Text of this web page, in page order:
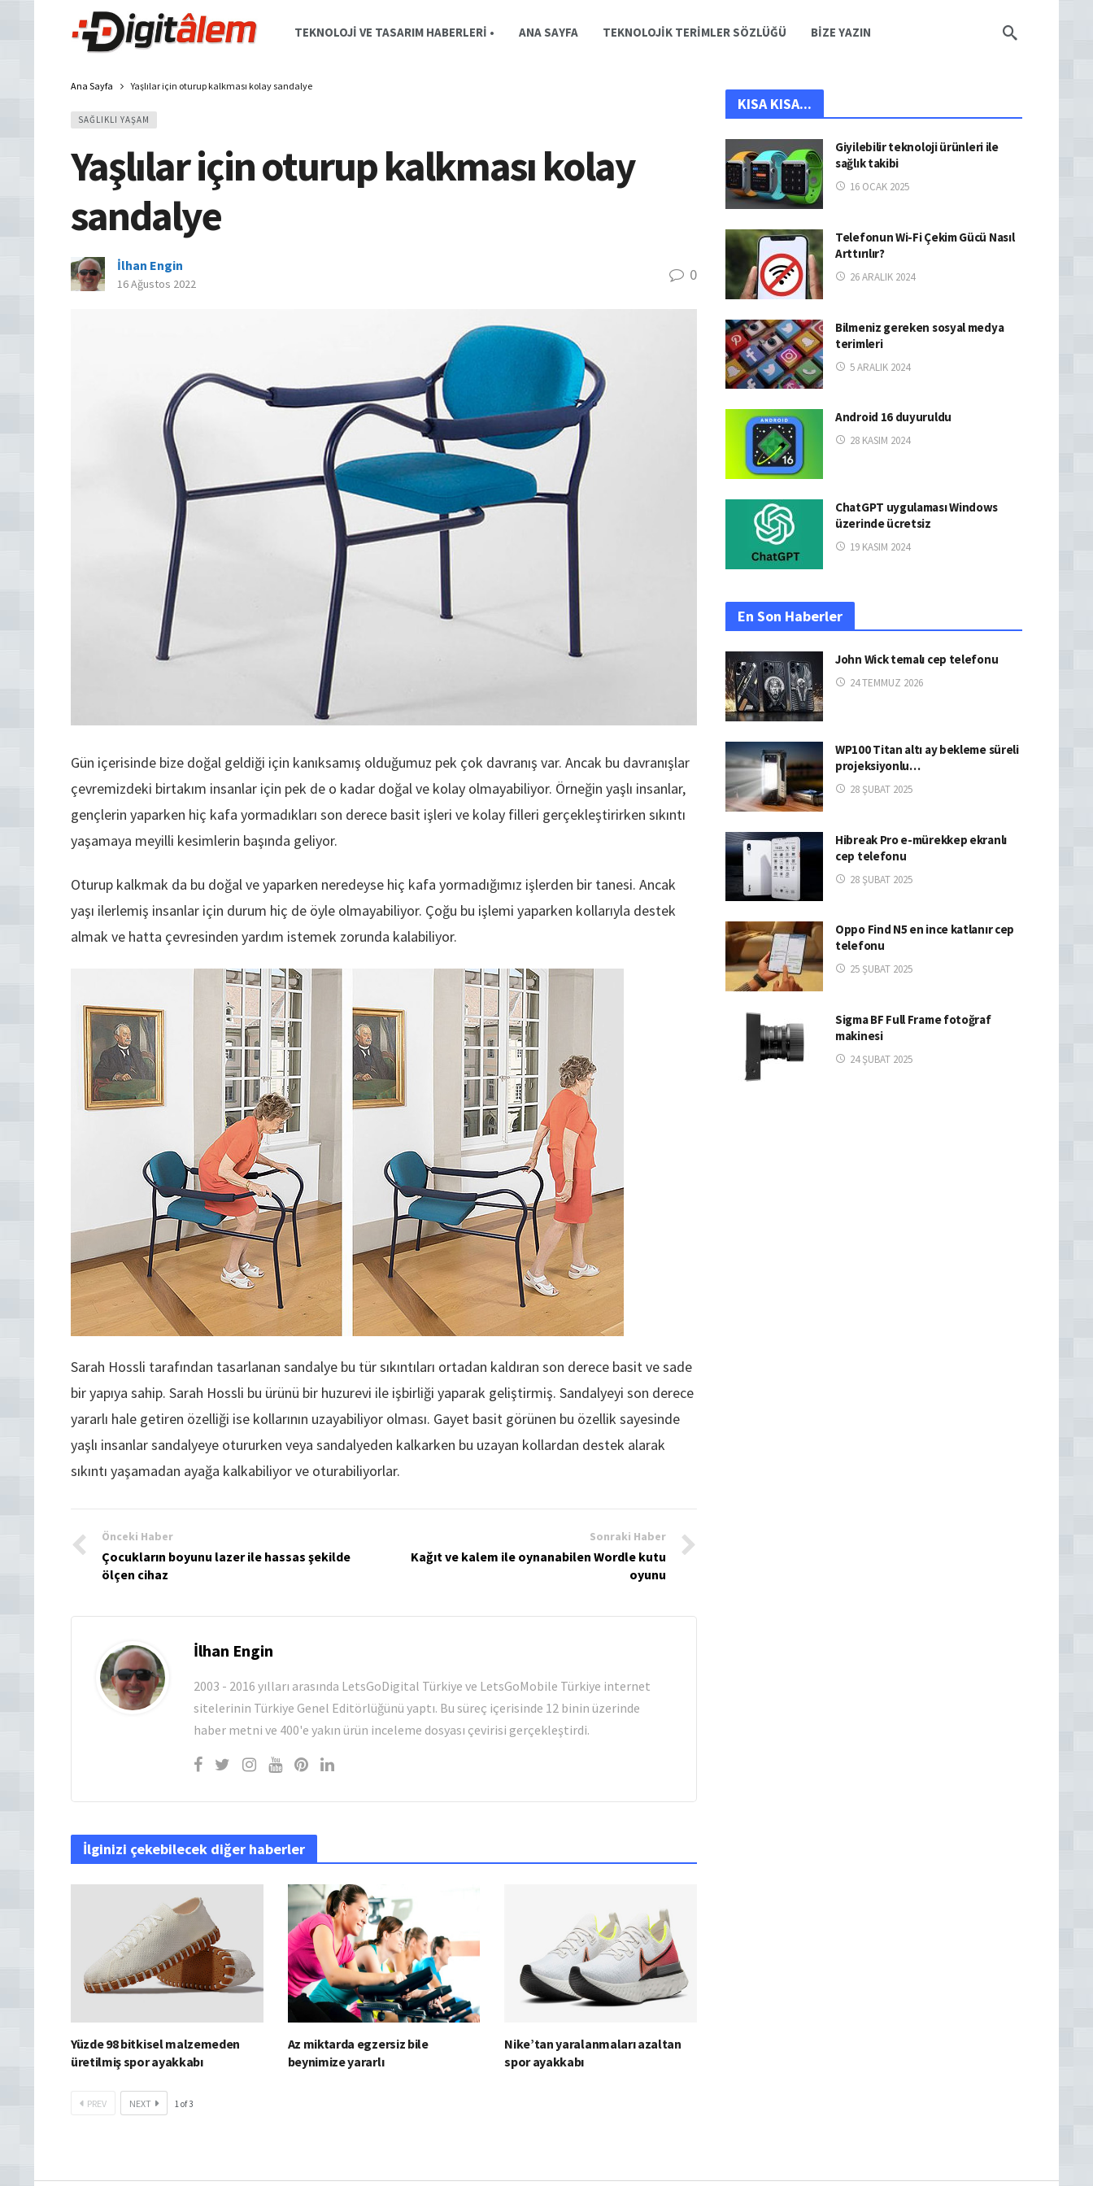
TEKNOLOJI VE TASARIM HABERLERI • ANA SAYFA TEKNOLOJIK TERIMLER SÖZLÜĞÜ BIZE YAZIN
Ana Sayfa Yaşlılar için oturup kalkması kolay sandalye
SAĞLIKLI YAŞAM
Yaşlılar için oturup kalkması kolay
sandalye
İlhan Engin
16 Ağustos 2022 0
Gün içerisinde bize doğal geldiği için kanıksamış olduğumuz pek çok davranış var. Ancak bu davranışlar
çevremizdeki birtakım insanlar için pek de o kadar doğal ve kolay olmayabiliyor. Örneğin yaşlı insanlar,
gençlerin yaparken hiç kafa yormadıkları son derece basit işleri ve kolay filleri gerçekleştirirken sıkıntı
yaşamaya meyilli kesimlerin başında geliyor.
Oturup kalkmak da bu doğal ve yaparken neredeyse hiç kafa yormadığımız işlerden bir tanesi. Ancak
yaşı ilerlemiş insanlar için durum hiç de öyle olmayabiliyor. Çoğu bu işlemi yaparken kollarıyla destek
almak ve hatta çevresinden yardım istemek zorunda kalabiliyor.
Sarah Hossli tarafından tasarlanan sandalye bu tür sıkıntıları ortadan kaldıran son derece basit ve sade
bir yapıya sahip. Sarah Hossli bu ürünü bir huzurevi ile işbirliği yaparak geliştirmiş. Sandalyeyi son derece
yararlı hale getiren özelliği ise kollarının uzayabiliyor olması. Gayet basit görünen bu özellik sayesinde
yaşlı insanlar sandalyeye otururken veya sandalyeden kalkarken bu uzayan kollardan destek alarak
sıkıntı yaşamadan ayağa kalkabiliyor ve oturabiliyorlar.
Önceki Haber
Çocukların boyunu lazer ile hassas şekilde
ölçen cihaz
Sonraki Haber
Kağıt ve kalem ile oynanabilen Wordle kutu
oyunu
İlhan Engin
2003 - 2016 yılları arasında LetsGoDigital Türkiye ve LetsGoMobile Türkiye internet
sitelerinin Türkiye Genel Editörlüğünü yaptı. Bu süreç içerisinde 12 binin üzerinde
haber metni ve 400'e yakın ürün inceleme dosyası çevirisi gerçekleştirdi.
İlginizi çekebilecek diğer haberler
Yüzde 98 bitkisel malzemeden
üretilmiş spor ayakkabı
Az miktarda egzersiz bile
beynimize yararlı
Nike’tan yaralanmaları azaltan
spor ayakkabı
PREV NEXT 1 of3
KISA KISA...
Giyilebilir teknoloji ürünleri ile
sağlık takibi
16 OCAK 2025
Telefonun Wi-Fi Çekim Gücü Nasıl
Arttırılır?
26 ARALIK 2024
Bilmeniz gereken sosyal medya
terimleri
5 ARALIK 2024
Android 16 duyuruldu
28 KASIM 2024
ChatGPT uygulaması Windows
üzerinde ücretsiz
19 KASIM 2024
En Son Haberler
John Wick temalı cep telefonu
24 TEMMUZ 2026
WP100 Titan altı ay bekleme süreli
projeksiyonlu…
28 ŞUBAT 2025
Hibreak Pro e-mürekkep ekranlı
cep telefonu
28 ŞUBAT 2025
Oppo Find N5 en ince katlanır cep
telefonu
25 ŞUBAT 2025
Sigma BF Full Frame fotoğraf
makinesi
24 ŞUBAT 2025